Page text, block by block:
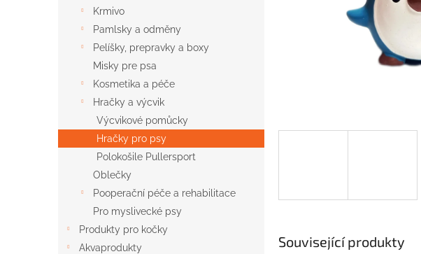
Krmivo
Pamlsky a odměny
Pelíšky, prepravky a boxy
Misky pre psa
Kosmetika a péče
Hračky a výcvik
Výcvikové pomůcky
Hračky pro psy
Polokošile Pullersport
Oblečky
Pooperační péče a rehabilitace
Pro myslivecké psy
Produkty pro kočky
Akvaprodukty
Související produkty